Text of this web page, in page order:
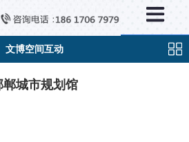
文博空间互动
郸城市规划馆
新闻中心
×
公司新闻
行业新闻